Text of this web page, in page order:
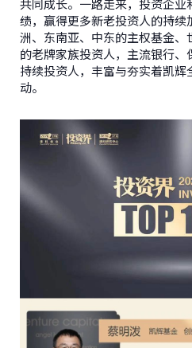
共同成长。一路走来，投资企业
绩，赢得更多新老投资人的持
洲、东南亚、中东的主权基金、
的老牌家族投资人，主流银行
持续投资人，丰富与夯实着凯
动。